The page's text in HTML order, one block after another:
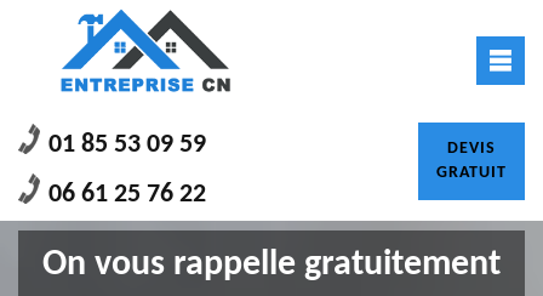
01 85 53 09 59
06 61 25 76 22
DEVIS
GRATUIT
On vous rappelle gratuitement